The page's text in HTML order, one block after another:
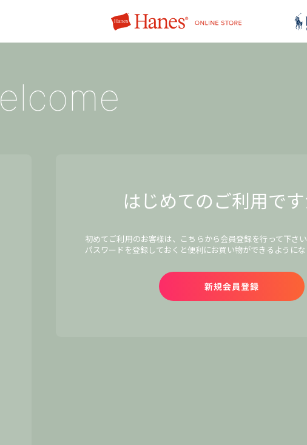
はじめてのご利用です
初めてご利用のお客様は、こちらから会員登録を行って下さ
パスワードを登録しておくと便利にお買い物ができるようにな